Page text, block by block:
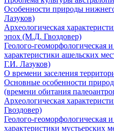
Особенности природы
Лазуков)
Археологическая
эпох (М.Д. Гвоздовер)
Геолого-геоморфологическая
характеристики ашельских
Г.И. Лазуков)
О времени заселения
Основные особенности
(времени обитания
Археологическая
Гвоздовер)
Геолого-геоморфологическая
характеристики мустьерских